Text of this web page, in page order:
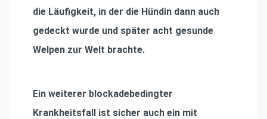
die Läuﬁgkeit, in der die Hündin dann auch
gedeckt wurde und später acht gesunde
Welpen zur Welt brachte.
Ein weiterer blockadebedingter
Krankheitsfall ist sicher auch ein mit